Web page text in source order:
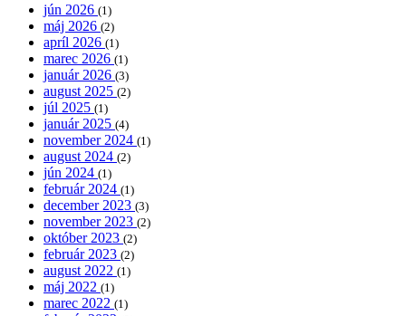
jún 2026 (1)
máj 2026 (2)
apríl 2026 (1)
marec 2026 (1)
január 2026 (3)
august 2025 (2)
júl 2025 (1)
január 2025 (4)
november 2024 (1)
august 2024 (2)
jún 2024 (1)
február 2024 (1)
december 2023 (3)
november 2023 (2)
október 2023 (2)
február 2023 (2)
august 2022 (1)
máj 2022 (1)
marec 2022 (1)